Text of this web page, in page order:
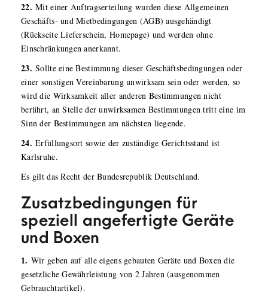
22.Mit einer Auftragserteilung wurden diese Allgemeinen
Geschäfts- und Mietbedingungen (AGB) ausgehändigt
(Rückseite Lieferschein, Homepage) und werden ohne
Einschränkungen anerkannt.
23.Sollte eine Bestimmung dieser Geschäftsbedingungen oder
einer sonstigen Vereinbarung unwirksam sein oder werden, so
wird die Wirksamkeit aller anderen Bestimmungen nicht
berührt, an Stelle der unwirksamen Bestimmungen tritt eine im
Sinn der Bestimmungen am nächsten liegende.
24.Erfüllungsort sowie der zuständige Gerichtsstand ist
Karlsruhe.
Es gilt das Recht der Bundesrepublik Deutschland.
Zusatzbedingungen für
speziell angefertigte Geräte
und Boxen
1. Wir geben auf alle eigens gebauten Geräte und Boxen die
gesetzliche Gewährleistung von 2 Jahren (ausgenommen
Gebrauchtartikel).